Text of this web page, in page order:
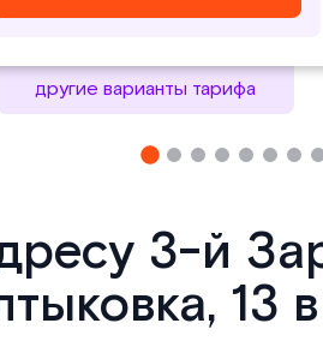
другие варианты тарифа
3-й
13